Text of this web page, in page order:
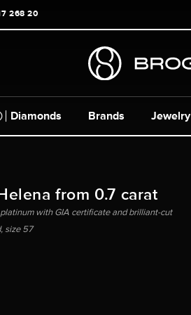
268 20
Diamonds Brands Jewelry
from 0.7 carat
with GIA certificate and brilliant-cut
size 57